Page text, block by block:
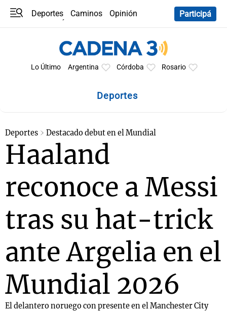
Deportes Caminos
Opinión
Participá
Lo Último Argentina Córdoba Rosario
Deportes
Deportes Destacado debut en el Mundial
Haaland
reconoce a Messi
tras su hat-trick
ante Argelia en el
Mundial 2026
El delantero noruego con presente en el Manchester City